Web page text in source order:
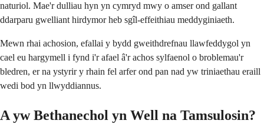
naturiol. Mae'r dulliau hyn yn cymryd mwy o amser ond gallant
ddarparu gwelliant hirdymor heb sgîl-effeithiau meddyginiaeth.
Mewn rhai achosion, efallai y bydd gweithdrefnau llawfeddygol yn
cael eu hargymell i fynd i'r afael â'r achos sylfaenol o broblemau'r
bledren, er na ystyrir y rhain fel arfer ond pan nad yw triniaethau eraill
wedi bod yn llwyddiannus.
A yw Bethanechol yn Well na Tamsulosin?